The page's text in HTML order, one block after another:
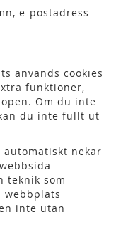
e-postadress
används cookies
funktioner,
Om du inte
du inte fullt ut
nekar
teknik som
webbplats
inte utan